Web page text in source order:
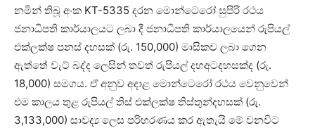
නමින් තිබූ අංක KT-5335 දරන මොන්ටෙරෝ සුපිරි රථය
ජනාධිපති කාර්යාලයට ලබා දී ජනාධිපති කාර්යාලයෙන් රුපියල්
එක්ලක්ෂ පනස් දහසක් (රු. 150,000) මාසිකව ලබා ගෙන
ඇත්තේ වැට් බද්ද ලෙසින් තවත් රුපියල් දහඅටදහසක්ද (රු.
18,000) සමගය. ඒ අනුව අදාළ මොන්ටෙරෝ රථය වෙනුවෙන්
එම කාලය තුළ රුපියල් තිස් එක්ලක්ෂ තිස්තුන්දහසක් (රු.
3,133,000) සාවද්‍ය ලෙස පරිහරණය කර ඇතැයි මේ වනවිට